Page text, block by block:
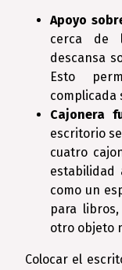
Apoyo
cerca de
descansa
Esto
complicada
Cajonera
escritorio
cuatro
estabilidad
como un
para
otro objeto
Colocar el